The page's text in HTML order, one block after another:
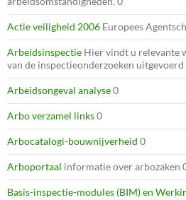
Actie veiligheid 2006 Europees
Arbeidsinspectie Hier vindt u relevante
van de inspectieonderzoeken
Arbeidsongeval analyse0
Arbo verzamel links0
Arbocatalogi-bouwnijverheid 0
Arboportaal informatie over arbozaken
Basis-inspectie-modules (BIM) en